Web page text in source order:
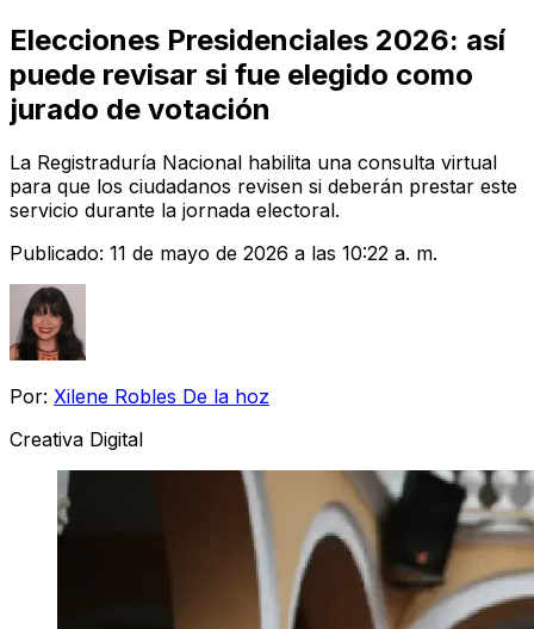
Elecciones Presidenciales 2026: así
puede revisar si fue elegido como
jurado de votación
La Registraduría Nacional habilita una consulta virtual
para que los ciudadanos revisen si deberán prestar este
servicio durante la jornada electoral.
Publicado: 11 de mayo de 2026 a las 10:22 a. m.
Por: Xilene Robles De la hoz
Creativa Digital